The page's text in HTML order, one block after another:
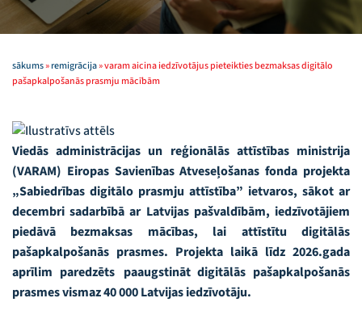
sākums»remigrācija»varam aicina iedzīvotājus pieteikties bezmaksas digitālo
pašapkalpošanās prasmju mācībām
Viedās administrācijas un reģionālās attīstības ministrija
(VARAM) Eiropas Savienības Atveseļošanas fonda projekta
„Sabiedrības digitālo prasmju attīstība” ietvaros, sākot ar
decembri sadarbībā ar Latvijas pašvaldībām, iedzīvotājiem
piedāvā bezmaksas mācības, lai attīstītu digitālās
pašapkalpošanās prasmes. Projekta laikā līdz 2026.gada
aprīlim paredzēts paaugstināt digitālās pašapkalpošanās
prasmes vismaz 40 000 Latvijas iedzīvotāju.